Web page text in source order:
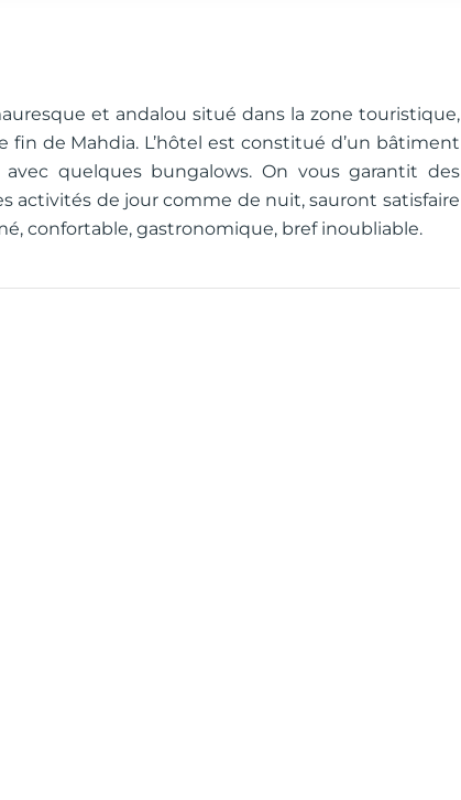
et andalou situé dans la zone touristique,
de Mahdia. L’hôtel est constitué d’un bâtiment
quelques bungalows. On vous garantit des
activités de jour comme de nuit, sauront satisfaire
confortable, gastronomique, bref inoubliable.